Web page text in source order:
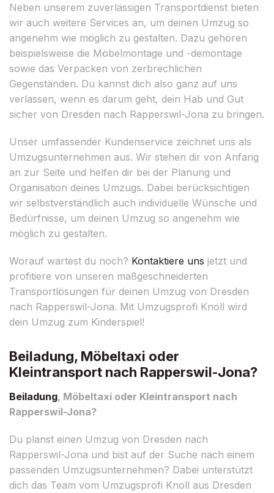
Neben unserem zuverlässigen Transportdienst bieten
wir auch weitere Services an, um deinen Umzug so
angenehm wie möglich zu gestalten. Dazu gehören
beispielsweise die Möbelmontage und -demontage
sowie das Verpacken von zerbrechlichen
Gegenständen. Du kannst dich also ganz auf uns
verlassen, wenn es darum geht, dein Hab und Gut
sicher von Dresden nach Rapperswil-Jona zu bringen.
Unser umfassender Kundenservice zeichnet uns als
Umzugsunternehmen aus. Wir stehen dir von Anfang
an zur Seite und helfen dir bei der Planung und
Organisation deines Umzugs. Dabei berücksichtigen
wir selbstverständlich auch individuelle Wünsche und
Bedürfnisse, um deinen Umzug so angenehm wie
möglich zu gestalten.
Worauf wartest du noch? Kontaktiere uns jetzt und
profitiere von unseren maßgeschneiderten
Transportlösungen für deinen Umzug von Dresden
nach Rapperswil-Jona. Mit Umzugsprofi Knoll wird
dein Umzug zum Kinderspiel!
Beiladung, Möbeltaxi oder
Kleintransport nach Rapperswil-Jona?
Beiladung, Möbeltaxi oder Kleintransport nach
Rapperswil-Jona?
Du planst einen Umzug von Dresden nach
Rapperswil-Jona und bist auf der Suche nach einem
passenden Umzugsunternehmen? Dabei unterstützt
dich das Team vom Umzugsprofi Knoll aus Dresden